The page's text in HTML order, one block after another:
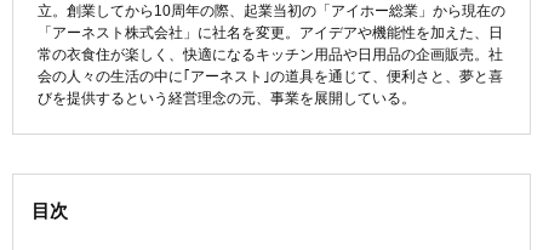
立。創業してから10周年の際、起業当初の「アイホー総業」から現在の
「アーネスト株式会社」に社名を変更。アイデアや機能性を加えた、日
常の衣食住が楽しく、快適になるキッチン用品や日用品の企画販売。社
会の人々の生活の中に｢アーネスト｣の道具を通じて、便利さと、夢と喜
びを提供するという経営理念の元、事業を展開している。
目次